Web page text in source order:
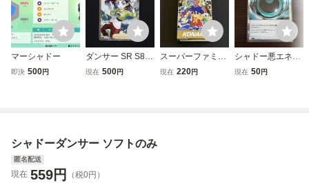
マーシャドー
即決 500円
ダンサー SR S8
サポート ポケカ
現在 500円
スーパーファミコ
ン がんばれゴエモ
現在 220円
シャドー悪エネル
ギー R アビスアイ
現在 50円
シャドーダンサー ソフトのみ
匿名配送
現在 559円 （税0円）